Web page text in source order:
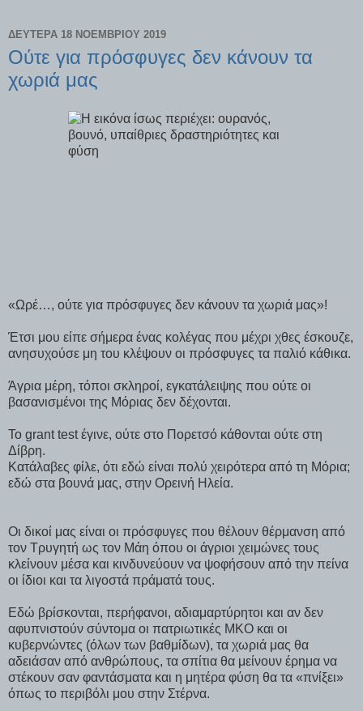
ΔΕΥΤΈΡΑ 18 ΝΟΕΜΒΡΊΟΥ 2019
Oύτε για πρόσφυγες δεν κάνουν τα
χωριά μας
«Ωρέ…, ούτε για πρόσφυγες δεν κάνουν τα χωριά μας»!
Έτσι μου είπε σήμερα ένας κολέγας που μέχρι χθες έσκουζε,
ανησυχούσε μη του κλέψουν οι πρόσφυγες τα παλιό κάθικα.
Άγρια μέρη, τόποι σκληροί, εγκατάλειψης που ούτε οι
βασανισμένοι της Μόριας δεν δέχονται.
Το grant test έγινε, ούτε στο Πορετσό κάθονται ούτε στη
Δίβρη.
Κατάλαβες φίλε, ότι εδώ είναι πολύ χειρότερα από τη Μόρια;
εδώ στα βουνά μας, στην Ορεινή Ηλεία.
Οι δικοί μας είναι οι πρόσφυγες που θέλουν θέρμανση από
τον Τρυγητή ως τον Μάη όπου οι άγριοι χειμώνες τους
κλείνουν μέσα και κινδυνεύουν να ψοφήσουν από την πείνα
οι ίδιοι και τα λιγοστά πράματά τους.
Εδώ βρίσκονται, περήφανοι, αδιαμαρτύρητοι και αν δεν
αφυπνιστούν σύντομα οι πατριωτικές ΜΚΟ και οι
κυβερνώντες (όλων των βαθμίδων), τα χωριά μας θα
αδειάσαν από ανθρώπους, τα σπίτια θα μείνουν έρημα να
στέκουν σαν φαντάσματα και η μητέρα φύση θα τα «πνίξει»
όπως το περιβόλι μου στην Στέρνα.